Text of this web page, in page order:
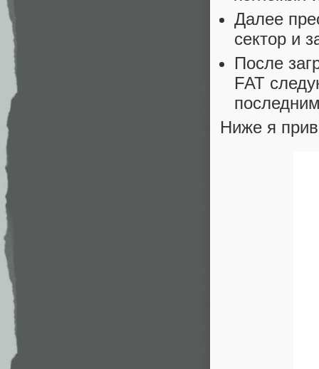
Далее
сектор и
После
FAT
Ниже я